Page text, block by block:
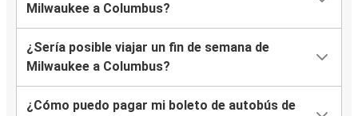
Milwaukee a Columbus?
¿Sería posible viajar un fin de semana de
Milwaukee a Columbus?
¿Cómo puedo pagar mi boleto de autobús de